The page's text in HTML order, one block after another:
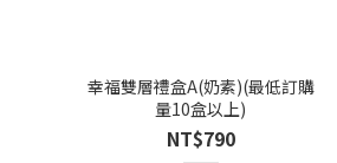
幸福雙層禮盒A(奶素)(最低訂購
量10盒以上)
NT$790